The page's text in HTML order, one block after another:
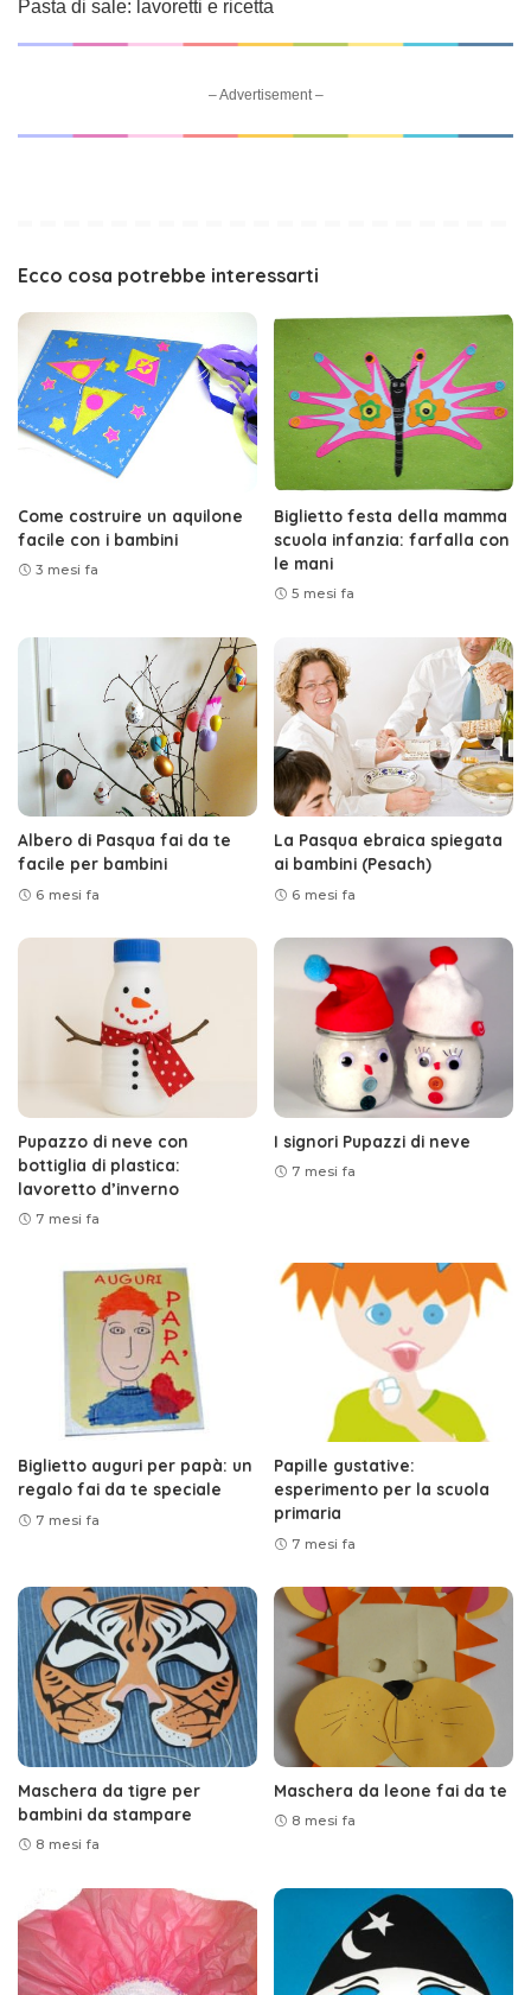
Pasta di sale: lavoretti e ricetta
– Advertisement –
Ecco cosa potrebbe interessarti
Come costruire un aquilone
facile con i bambini
3 mesi fa
Biglietto festa della mamma
scuola infanzia: farfalla con
le mani
5 mesi fa
Albero di Pasqua fai da te
facile per bambini
6 mesi fa
La Pasqua ebraica spiegata
ai bambini (Pesach)
6 mesi fa
Pupazzo di neve con
bottiglia di plastica:
lavoretto d’inverno
7 mesi fa
I signori Pupazzi di neve
7 mesi fa
Biglietto auguri per papà: un
regalo fai da te speciale
7 mesi fa
Papille gustative:
esperimento per la scuola
primaria
7 mesi fa
Maschera da tigre per
bambini da stampare
8 mesi fa
Maschera da leone fai da te
8 mesi fa